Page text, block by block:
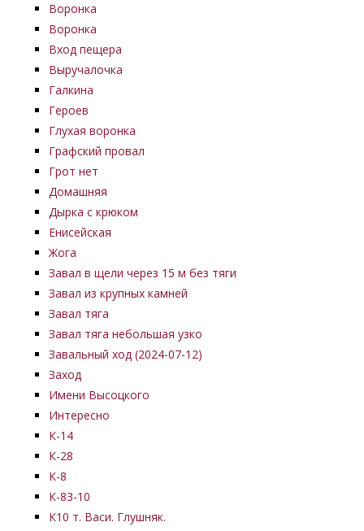
Воронка
Воронка
Вход пещера
Выручалочка
Галкина
Героев
Глухая воронка
Графский провал
Грот нет
Домашняя
Дырка с крюком
Енисейская
Жога
Завал в щели через 15 м без тяги
Завал из крупных камней
Завал тяга
Завал тяга небольшая узко
Завальный ход (2024-07-12)
Заход
Имени Высоцкого
Интересно
К-14
К-28
К-8
К-83-10
К10 т. Васи. Глушняк.